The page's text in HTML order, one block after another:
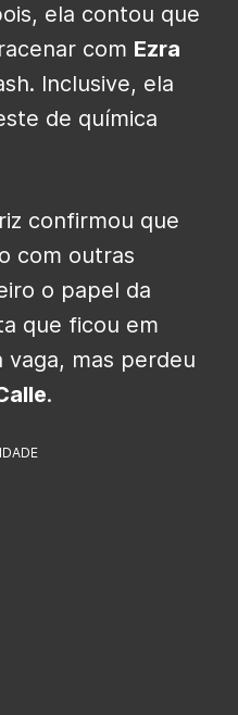
ela contou que
com Ezra
Inclusive, ela
de química
confirmou que
com outras
o papel da
que ficou em
vaga, mas perdeu
.